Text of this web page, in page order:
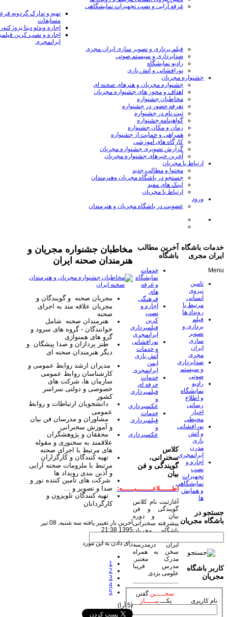
غرفه آرایی و نصب تجهیزات نمایشگاهی
تهیه و تدارک گردونه
مسابقات
اجاره ویدئو دیتا
اجاره و نصب کرین
ایرانمجری
فیلم برداری و تصویر سازی ایران مجری
صدابرداری و سیستم صوتی
رادیو نمایشگاه
نورافشانی و آتش بازی
جشنواره مجریان
جشنواره مجریان و هنرهای صحنه ای
اهداف و محور های جشنواره مجریان
مخاطبان جشنواره
تعرفه حضور در جشنواره
ثبت نام در جشنواره
گواهینامه جشنواره
زمان و مکان جشنواره
همراهی و حمایت از جشنواره
کارگاه های آموزشی
گزارش تصویری جشنواره مجریان
آخرین خبرهای جشنواره مجریان
ارتباط با مجریان
محتوا و مطالب جدید
جستجو در باشگاه مجریان وهنرمندان
لینک های مفید
ارتباط با مجریان
ورود
عضویت در باشگاه مجریان و هنرمندان
مخاطبان جشنواره مجریان و
هنرمندان صحنه ایران
مجریان صحنه و گویندگان و
مجریان علاقه مند به اجرای
صحنه
هنرمندان صحنه شامل
خوانندگان - گروه های سرود و
گرو های همنوازی
طنز پردازان و صدا پیشگان و
دیگر هنرمندان صحنه ای
مدیران ارشد روابط عمومی و
کارشناسان روابط عمومی
سازمان ها، شرکت های
خصوصی و دولتی سراسر
کشور
دانشجویان ارتباطات و روابط
عمومی
مشاوران و مدرسان فن بیان
و آموزش سخنرانی
محققان و پژوهشگران
علاقمند به سخنوری و مقوله
های مرتبط با اجرای صحنه
تهیه کنندگان و کارگزاران
مرتبط با ملزومات صحنه آرایی
و آذبن بندی رویداد ها
شرکت های تامین کننده نور و
صدا و تصویر و ...
تهیه کنندگان تلویزون و
کارگردانان
آخرین بار تغییر یافته سه شنبه, 08 تیر
1395 21:38
رای دادن به این مورد
1
2
3
4
5
(5 آرا)
آخرین مطالب
باشگاه
خدمات
نمایشگاه
و غرفه
های
فرهنگی
اجاره و
نصب
کرین
فیلمبرداری
ایرانمجری
نورافشانی
و خدمات
آتش بازی
ایمن
ایرانمجری
خدمات
حرفه ای
فیلمبرداری
و
عکسبرداری
خدمات
فیلمبرداری
و
عکسبرداری
کلاس
سخنرانی،
گویندگی و فن
بیان
اطــــــلاعــــــــیــــــه:
آغازثبت نام کلاس
گویندگی و فن
بیان و دوره
پیشرفته سخنرانی
باشگاه مجریان
ایران درمدرسه
سخن به همراه
مدرک معتبر.
مدرس فریبا
علومی یزدی
سخـــــن گفتن
یکـــنیـــــاز
خدمات باشگاه
ایران مجری
Menu
تامین
نیروی
انسانی
مرتبط با
رویداد ها
فیلم
برداری و
تصویر
سازی
ایران
مجری
صدابرداری
و سیستم
صوتی
رادیو
نمایشگاه
و اطلاع
رسانی
اخبار
محیطی
نورافشانی
و آتش
بازی
مدرن
ایرانمجری
اجاره و
نصب
تجهیزات
نمایشگاهی
و همایش
ها
جستجو در
باشگاه مجریان
کاربر باشگاه
مجریان
نام کاربری